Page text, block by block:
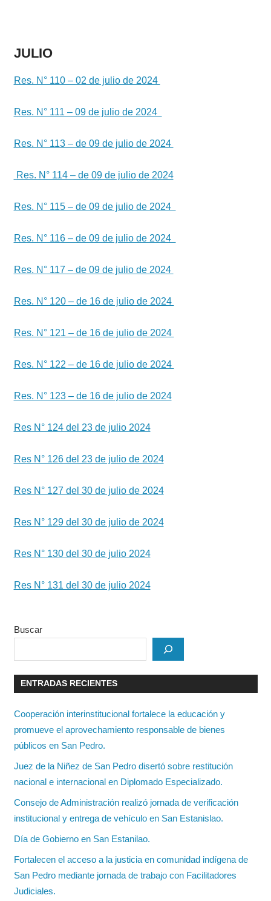
JULIO
Res. N° 110 – 02 de julio de 2024
Res. N° 111 – 09 de julio de 2024
Res. N° 113 – de 09 de julio de 2024
Res. N° 114 – de 09 de julio de 2024
Res. N° 115 – de 09 de julio de 2024
Res. N° 116 – de 09 de julio de 2024
Res. N° 117 – de 09 de julio de 2024
Res. N° 120 – de 16 de julio de 2024
Res. N° 121 – de 16 de julio de 2024
Res. N° 122 – de 16 de julio de 2024
Res. N° 123 – de 16 de julio de 2024
Res N° 124 del 23 de julio 2024
Res N° 126 del 23 de julio de 2024
Res N° 127 del 30 de julio de 2024
Res N° 129 del 30 de julio de 2024
Res N° 130 del 30 de julio 2024
Res N° 131 del 30 de julio 2024
Buscar
ENTRADAS RECIENTES
Cooperación interinstitucional fortalece la educación y
promueve el aprovechamiento responsable de bienes
públicos en San Pedro.
Juez de la Niñez de San Pedro disertó sobre restitución
nacional e internacional en Diplomado Especializado.
Consejo de Administración realizó jornada de verificación
institucional y entrega de vehículo en San Estanislao.
Día de Gobierno en San Estanilao.
Fortalecen el acceso a la justicia en comunidad indígena de
San Pedro mediante jornada de trabajo con Facilitadores
Judiciales.